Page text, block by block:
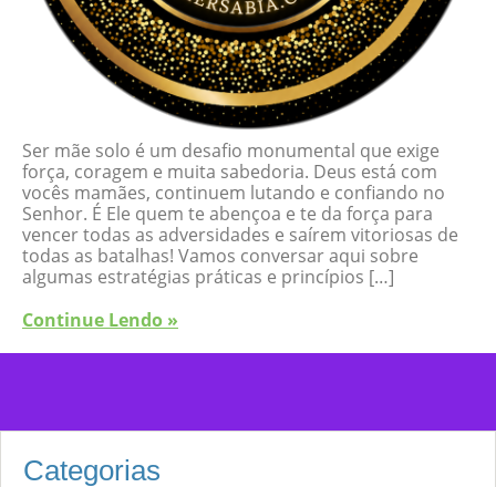
Ser mãe solo é um desafio monumental que exige
força, coragem e muita sabedoria. Deus está com
vocês mamães, continuem lutando e confiando no
Senhor. É Ele quem te abençoa e te da força para
vencer todas as adversidades e saírem vitoriosas de
todas as batalhas! Vamos conversar aqui sobre
algumas estratégias práticas e princípios […]
Continue Lendo »
Categorias